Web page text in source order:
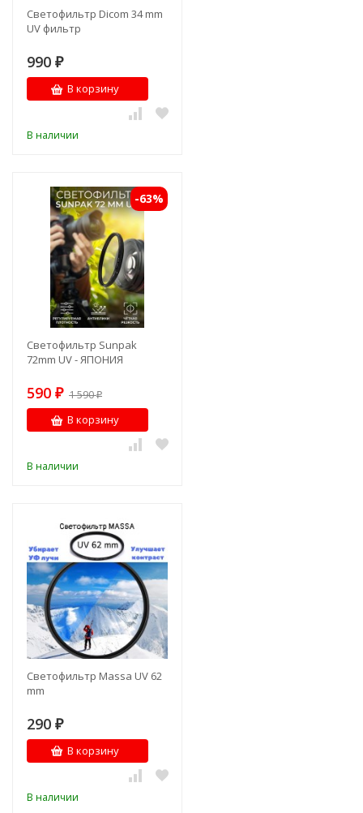
Светофильтр Dicom 34 mm
UV фильтр
990 ₽
В корзину
В наличии
-63%
Светофильтр Sunpak
72mm UV - ЯПОНИЯ
590 ₽ 1 590₽
В корзину
В наличии
Светофильтр Massa UV 62
mm
290 ₽
В корзину
В наличии